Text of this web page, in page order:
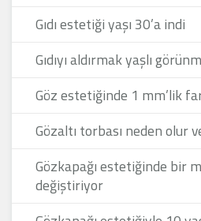
Gıdı estetiği yaşı 30’a indi
Gıdıyı aldırmak yaşlı
Göz estetiğinde 1 mm’lik
Gözaltı torbası neden olur
Gözkapağı estetiğinde bir
değiştiriyor